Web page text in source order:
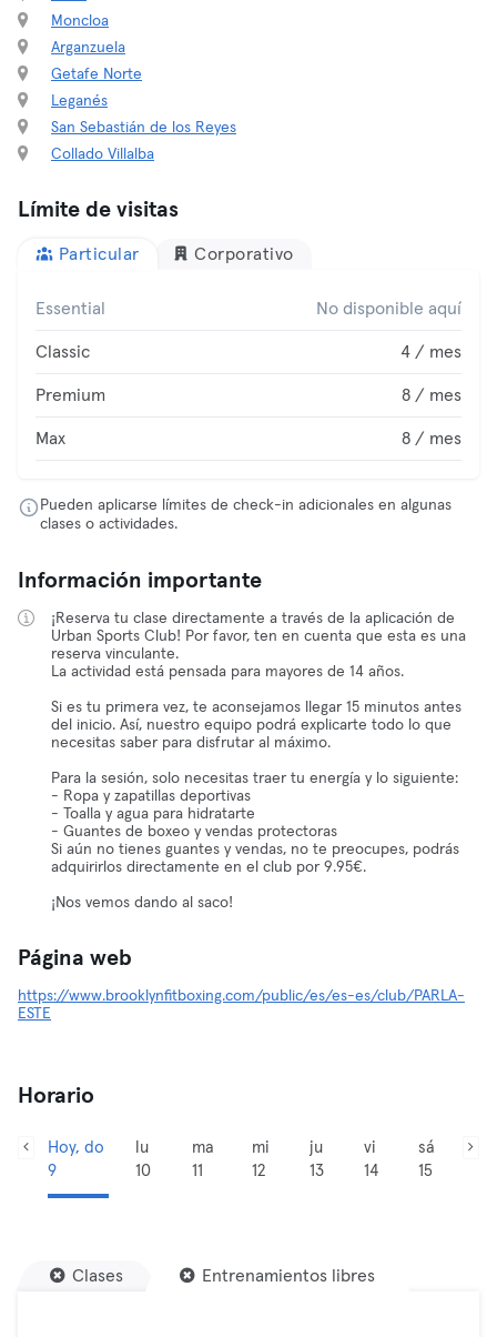
Moncloa
Arganzuela
Getafe Norte
Leganés
San Sebastián de los Reyes
Collado Villalba
Límite de visitas
Particular Corporativo
Essential No disponible aquí
Classic 4 / mes
Premium 8 / mes
Max 8 / mes
Pueden aplicarse límites de check-in adicionales en algunas
clases o actividades.
Información importante
¡Reserva tu clase directamente a través de la aplicación de
Urban Sports Club! Por favor, ten en cuenta que esta es una
reserva vinculante.
La actividad está pensada para mayores de 14 años.
Si es tu primera vez, te aconsejamos llegar 15 minutos antes
del inicio. Así, nuestro equipo podrá explicarte todo lo que
necesitas saber para disfrutar al máximo.
Para la sesión, solo necesitas traer tu energía y lo siguiente:
- Ropa y zapatillas deportivas
- Toalla y agua para hidratarte
- Guantes de boxeo y vendas protectoras
Si aún no tienes guantes y vendas, no te preocupes, podrás
adquirirlos directamente en el club por 9.95€.
¡Nos vemos dando al saco!
Página web
https://www.brooklynfitboxing.com/public/es/es-es/club/PARLA-
ESTE
Horario
Hoy, do
9
lu
10
ma
11
mi
12
ju
13
vi
14
sá
15
Clases Entrenamientos libres